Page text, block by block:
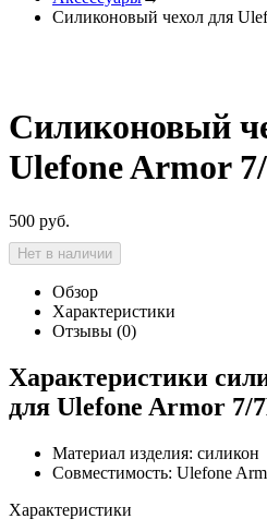
Силиконовый чехол для
Силиконовый
Ulefone Armor
500 руб.
Нет в наличии
Обзор
Характеристики
Отзывы (0)
Характеристики
для Ulefone Armor 7/
Материал изделия: силикон
Совместимость: Ulefone
Характеристики